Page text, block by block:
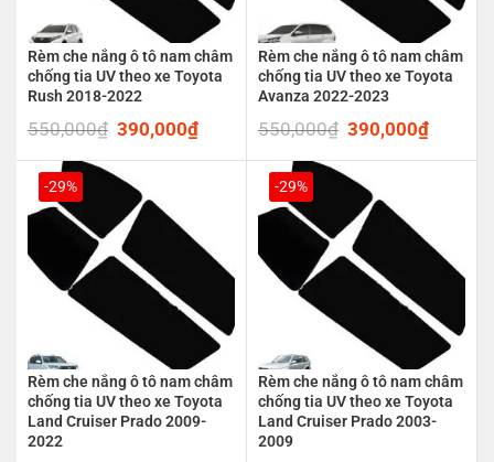
Rèm che nắng ô tô nam châm
chống tia UV theo xe Toyota
Rush 2018-2022
550,000₫ Original
was:
550,000₫.
390,000₫Current
is:
390,000₫.
Rèm che nắng ô tô nam châm
chống tia UV theo xe Toyota
Avanza 2022-2023
550,000₫ Original
was:
550,000₫.
390,000₫Current
is:
-29%
Rèm che nắng ô tô nam châm
chống tia UV theo xe Toyota
Land Cruiser Prado 2009-
2022
-29%
Rèm che nắng ô tô nam châm
chống tia UV theo xe Toyota
Land Cruiser Prado 2003-
2009